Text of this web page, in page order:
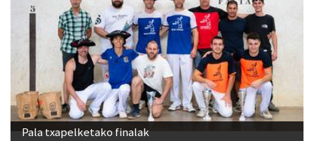
Pala txapelketako finalak